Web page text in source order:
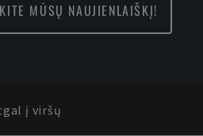
MŪSŲ NAUJIENLAIŠKĮ!
į viršų